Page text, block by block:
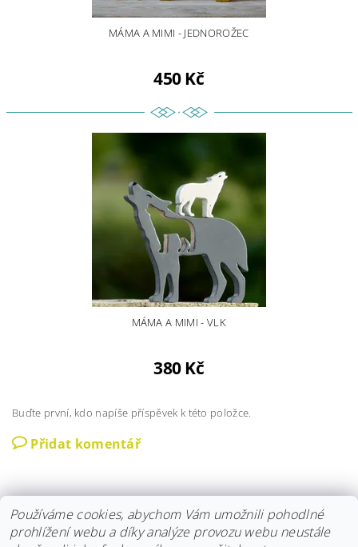
MÁMA A MIMI - JEDNOROŽEC
450 Kč
MÁMA A MIMI - VLK
380 Kč
Buďte první, kdo napíše příspěvek k této položce.
Přidat komentář
Používáme cookies, abychom Vám umožnili pohodlné
prohlížení webu a díky analýze provozu webu neustále